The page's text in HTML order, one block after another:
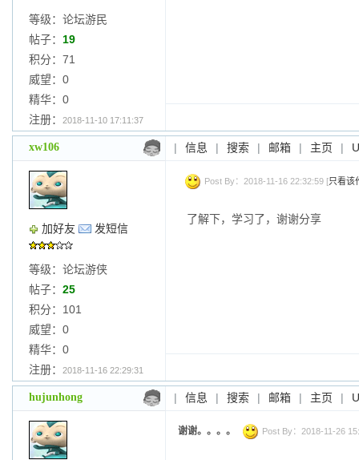
等级：论坛游民
帖子： 19
积分：71
威望：0
精华：0
注册：
2018-11-10 17:11:37
xw106 | 信息 | 搜索 | 邮箱 | 主页 |
加好友 发短信
等级：论坛游侠
帖子： 25
积分：101
威望：0
精华：0
注册：
2018-11-16 22:29:31
Post By：2018-11-16 22:32:59 [只看该
了解下，学习了，谢谢分享
hujunhong | 信息 | 搜索 | 邮箱 | 主页 |
谢谢。。。。 Post By：2018-11-26